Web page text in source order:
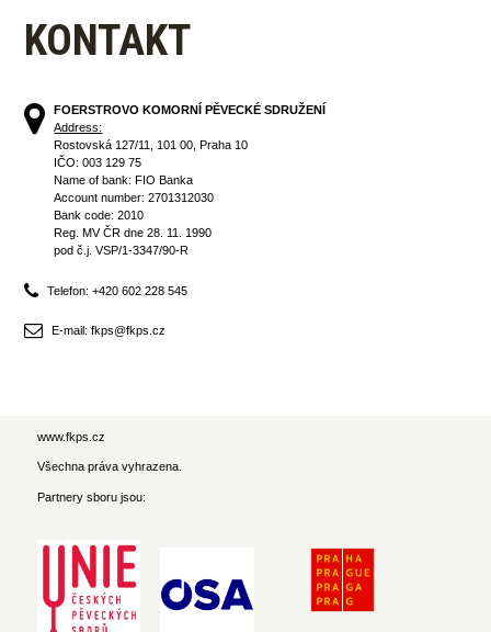
KONTAKT
FOERSTROVO KOMORNÍ PĚVECKÉ SDRUŽENÍ
Address:
Rostovská 127/11, 101 00, Praha 10
IČO: 003 129 75
Name of bank: FIO Banka
Account number: 2701312030
Bank code: 2010
Reg. MV ČR dne 28. 11. 1990
pod č.j. VSP/1-3347/90-R
Telefon: +420 602 228 545
E-mail: fkps@fkps.cz
www.fkps.cz
Všechna práva vyhrazena.
Partnery sboru jsou: